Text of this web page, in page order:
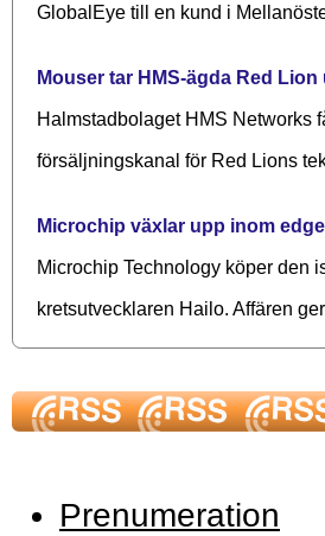
GlobalEye till en kund i
Mouser tar HMS-ägda Red Lion
Halmstadbolaget HMS Networks
försäljningskanal för Red Lions
Microchip växlar upp inom
Microchip Technology köper den
kretsutvecklaren Hailo. Affären
Prenumeration